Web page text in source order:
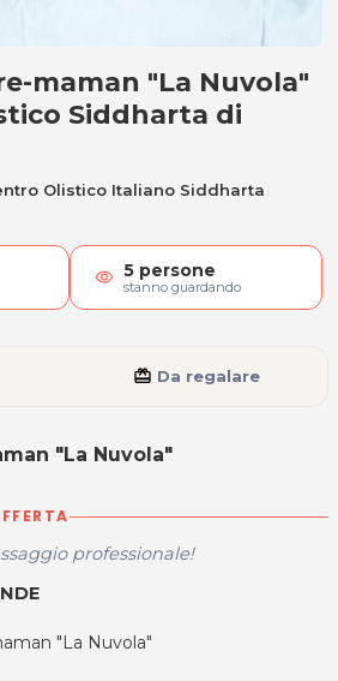
maman "La
maman "La Nuvola"
Siddharta di
Olistico Italiano Siddharta
visibility 5 persone
stanno guardando
"La Nuvola"
card_giftcard Da regalare
professionale!
"La Nuvola"